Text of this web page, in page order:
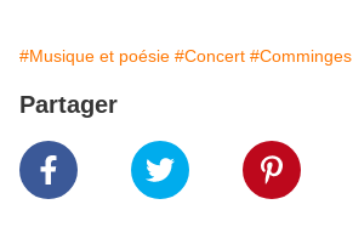
#Musique et poésie #Concert #Comminges
Partager